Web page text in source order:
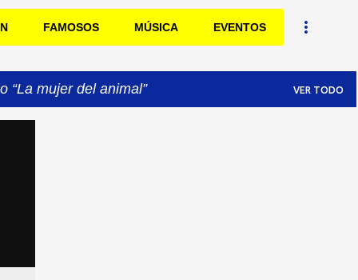
FAMOSOS MÚSICA EVENTOS
La mujer del animal VER TODO